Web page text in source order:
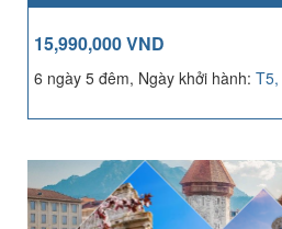
15,990,000 VND
6 ngày 5 đêm, Ngày khởi hành: